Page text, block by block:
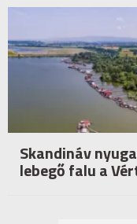
Skandináv
lebegő falu a